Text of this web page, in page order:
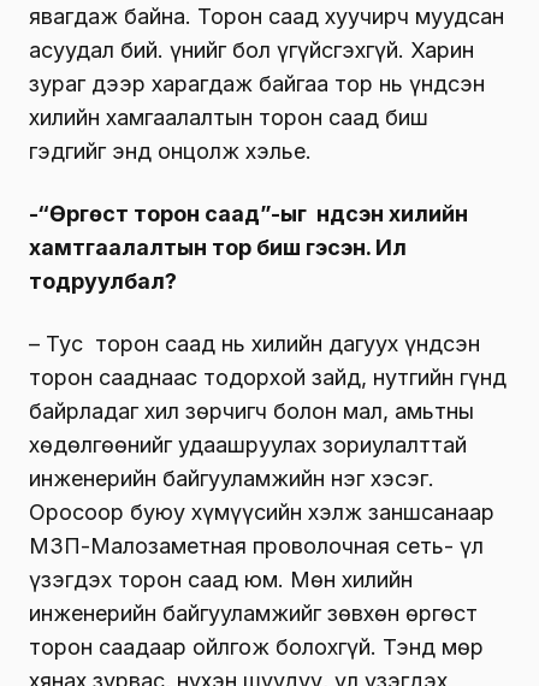
явагдаж байна. Торон саад хуучирч муудсан
асуудал бий. Үүнийг бол үгүйсгэхгүй. Харин
зураг дээр харагдаж байгаа тор нь үндсэн
хилийн хамгаалалтын торон саад биш
гэдгийг энд онцолж хэлье.
-“Өргөст торон саад”-ыг үндсэн хилийн
хамтгаалалтын тор биш гэсэн. Илүү
тодруулбал?
– Тус торон саад нь хилийн дагуух үндсэн
торон сааднаас тодорхой зайд, нутгийн гүнд
байрладаг хил зөрчигч болон мал, амьтны
хөдөлгөөнийг удаашруулах зориулалттай
инженерийн байгууламжийн нэг хэсэг.
Оросоор буюу хүмүүсийн хэлж заншсанаар
МЗП-Малозаметная проволочная сеть- үл
үзэгдэх торон саад юм. Мөн хилийн
инженерийн байгууламжийг зөвхөн өргөст
торон саадаар ойлгож болохгүй. Тэнд мөр
хянах зурвас, нүхэн шуудуу, үл үзэгдэх